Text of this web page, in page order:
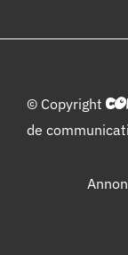
© Copyright
de